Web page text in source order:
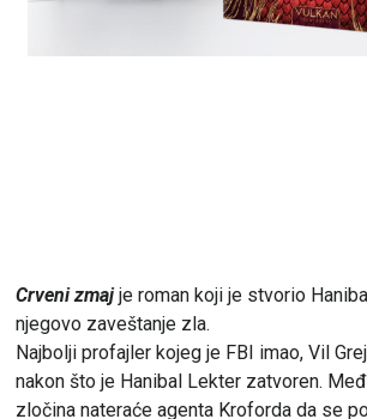
Crveni zmaj je roman koji je stvorio
njegovo zaveštanje zla.
Najbolji profajler kojeg je FBI imao, Vil
nakon što je Hanibal Lekter zatvoren.
zločina nateraće agenta Kroforda da se